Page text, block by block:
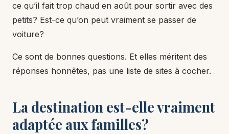
ce qu’il fait trop chaud en août pour sortir avec des
petits? Est-ce qu’on peut vraiment se passer de
voiture?
Ce sont de bonnes questions. Et elles méritent des
réponses honnêtes, pas une liste de sites à cocher.
La destination est-elle vraiment
adaptée aux familles?